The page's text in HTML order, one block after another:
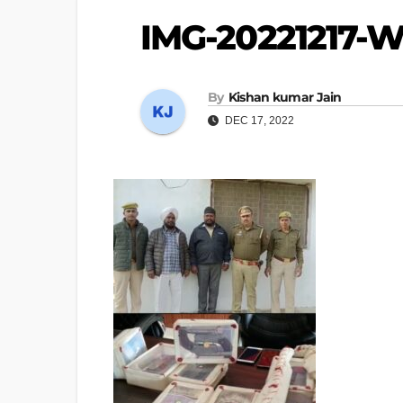
IMG-20221217-
By Kishan kumar Jain
DEC 17, 2022